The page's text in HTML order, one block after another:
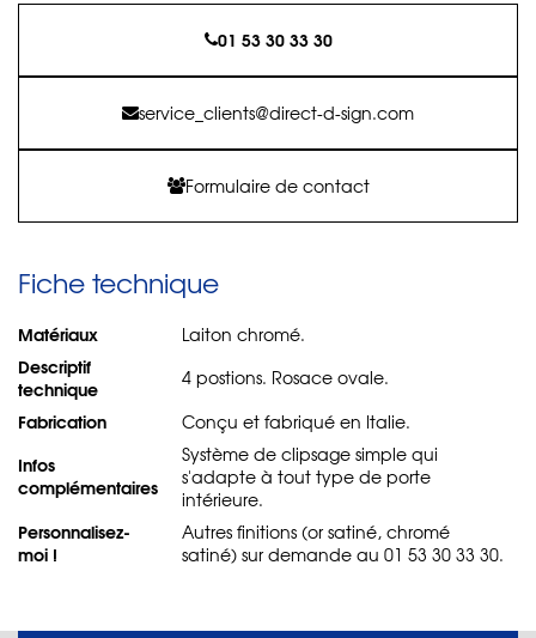
01 53 30 33 30
service_clients@direct-d-sign.com
Formulaire de contact
Fiche technique
Matériaux Laiton chromé.
Descriptif
technique
4 postions. Rosace ovale.
Fabrication Conçu et fabriqué en Italie.
Infos
complémentaires
Système de clipsage simple qui
s'adapte à tout type de porte
intérieure.
Personnalisez-
moi !
Autres finitions (or satiné, chromé
satiné) sur demande au 01 53 30 33 30.